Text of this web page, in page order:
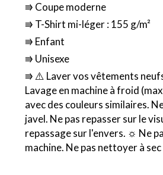
⭆ Coupe moderne
⭆ T-Shirt mi-léger : 155 g/m²
⭆ Enfant
⭆ Unisexe
⭆ ⚠️ Laver vos vêtements
Lavage en machine à froid
avec des couleurs similaires.
javel. Ne pas repasser sur le
repassage sur l'envers. ☼ Ne
machine. Ne pas nettoyer à sec